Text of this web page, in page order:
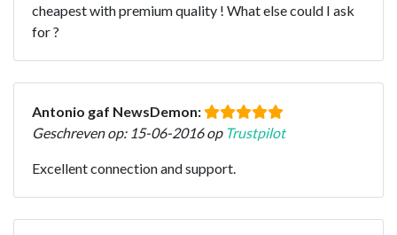
cheapest with premium quality ! What else could I ask
for ?
Antonio gaf NewsDemon:
Geschreven op: 15-06-2016 op Trustpilot
Excellent connection and support.